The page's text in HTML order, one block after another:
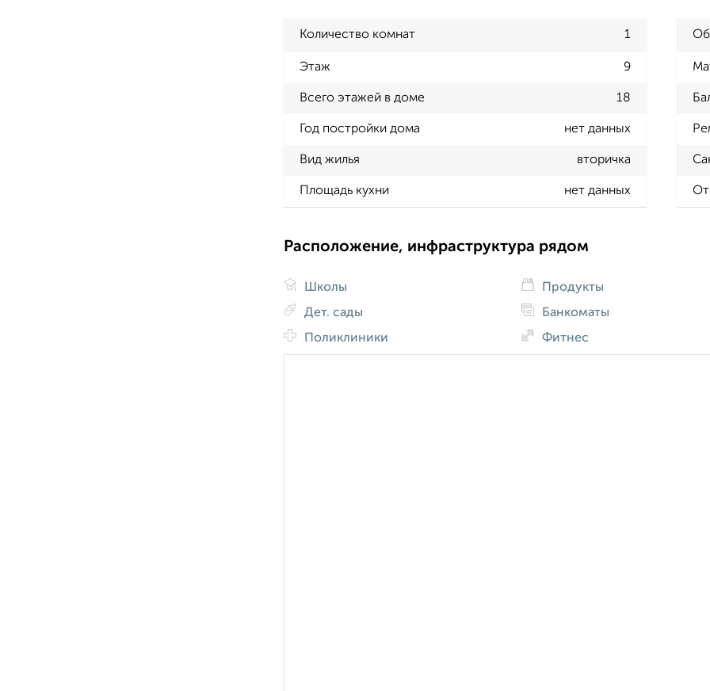
Количество комнат 1
Этаж 9
Всего этажей в доме 18
Год постройки дома нет данных
Вид жилья вторичка
Площадь кухни нет данных
Расположение, инфраструктура рядом
Школы
Дет. сады
Поликлиники
Продукты
Банкоматы
Фитнес